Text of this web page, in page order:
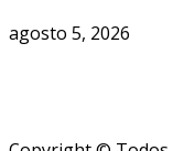
agosto 5, 2026